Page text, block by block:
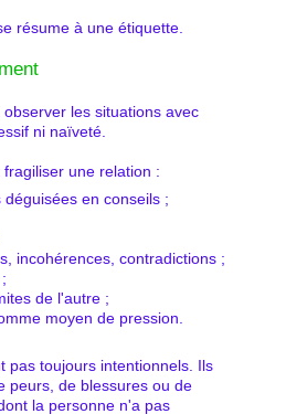
résume à une étiquette.
les situations avec
ni naïveté.
une relation :
en conseils ;
incohérences, contradictions ;
de l'autre ;
moyen de pression.
pas toujours intentionnels. Ils
peurs, de blessures ou de
la personne n'a pas